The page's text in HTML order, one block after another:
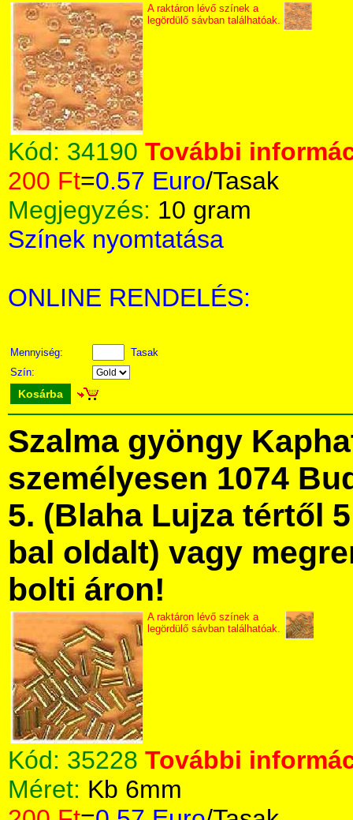
A raktáron lévő színek a
legördülő sávban találhatóak.
Kód: 34190 További
200 Ft=0.57 Euro/Tasak
Megjegyzés: 10 gram
Színek nyomtatása
ONLINE RENDELÉS:
Mennyiség:
Tasak
Szín:
Kosárba
Szalma gyöngy
személyesen 1074
5. (Blaha Lujza tértől
bal oldalt) vagy
bolti áron!
A raktáron lévő színek a
legördülő sávban találhatóak.
Kód: 35228 További
Méret: Kb 6mm